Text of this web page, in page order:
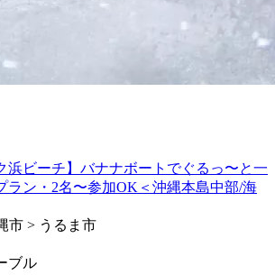
浜ビーチ】バナナボートでぐるっ〜と一
ン・2名〜参加OK＜沖縄本島中部/海
市 > うるま市
ブル